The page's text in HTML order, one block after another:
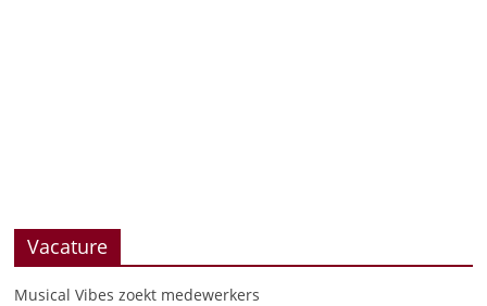
Vacature
Musical Vibes zoekt medewerkers